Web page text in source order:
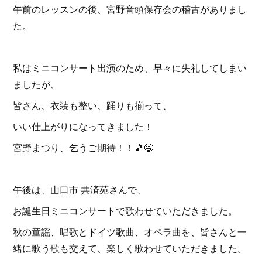
午前のレッスンの後、宮野音頭保存会の稽古がありまし
た。
私はミニコンサート出演のため、早々に失礼してしまい
ましたが、
皆さん、衣装も整い、踊りも揃って、
いい仕上がりになってきました！
宮野まつり、乞うご期待！！🎵😄
午後は、山口市 共済苑さんで、
お誕生日ミニコンサートで歌わせていただきました。
秋の童謡、唱歌とドイツ歌曲、オペラ曲を、皆さんと一
緒に歌う歌も交えて、楽しく歌わせていただきました。